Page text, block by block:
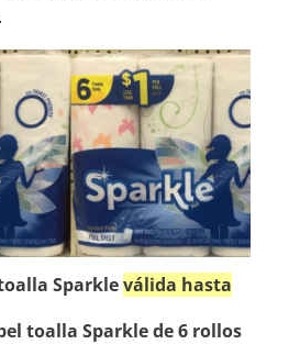
Sparkleválida hasta
toalla Sparkle de 6 rollos